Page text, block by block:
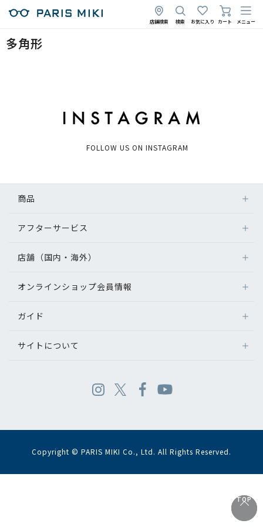
店舗検索 検索 お気に入り カート メニュー
多角形
FOLLOW US ON INSTAGRAM
TOP
TOP
商品
アフターサービス
店舗（国内・海外）
オンラインショップ会員情報
ガイド
サイトについて
Copyright © PARIS MIKI Co., Ltd. All Rights Reserved.